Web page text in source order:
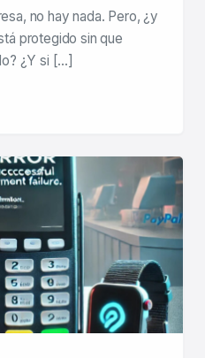
no hay nada. Pero, ¿y
protegido sin que
¿Y si […]